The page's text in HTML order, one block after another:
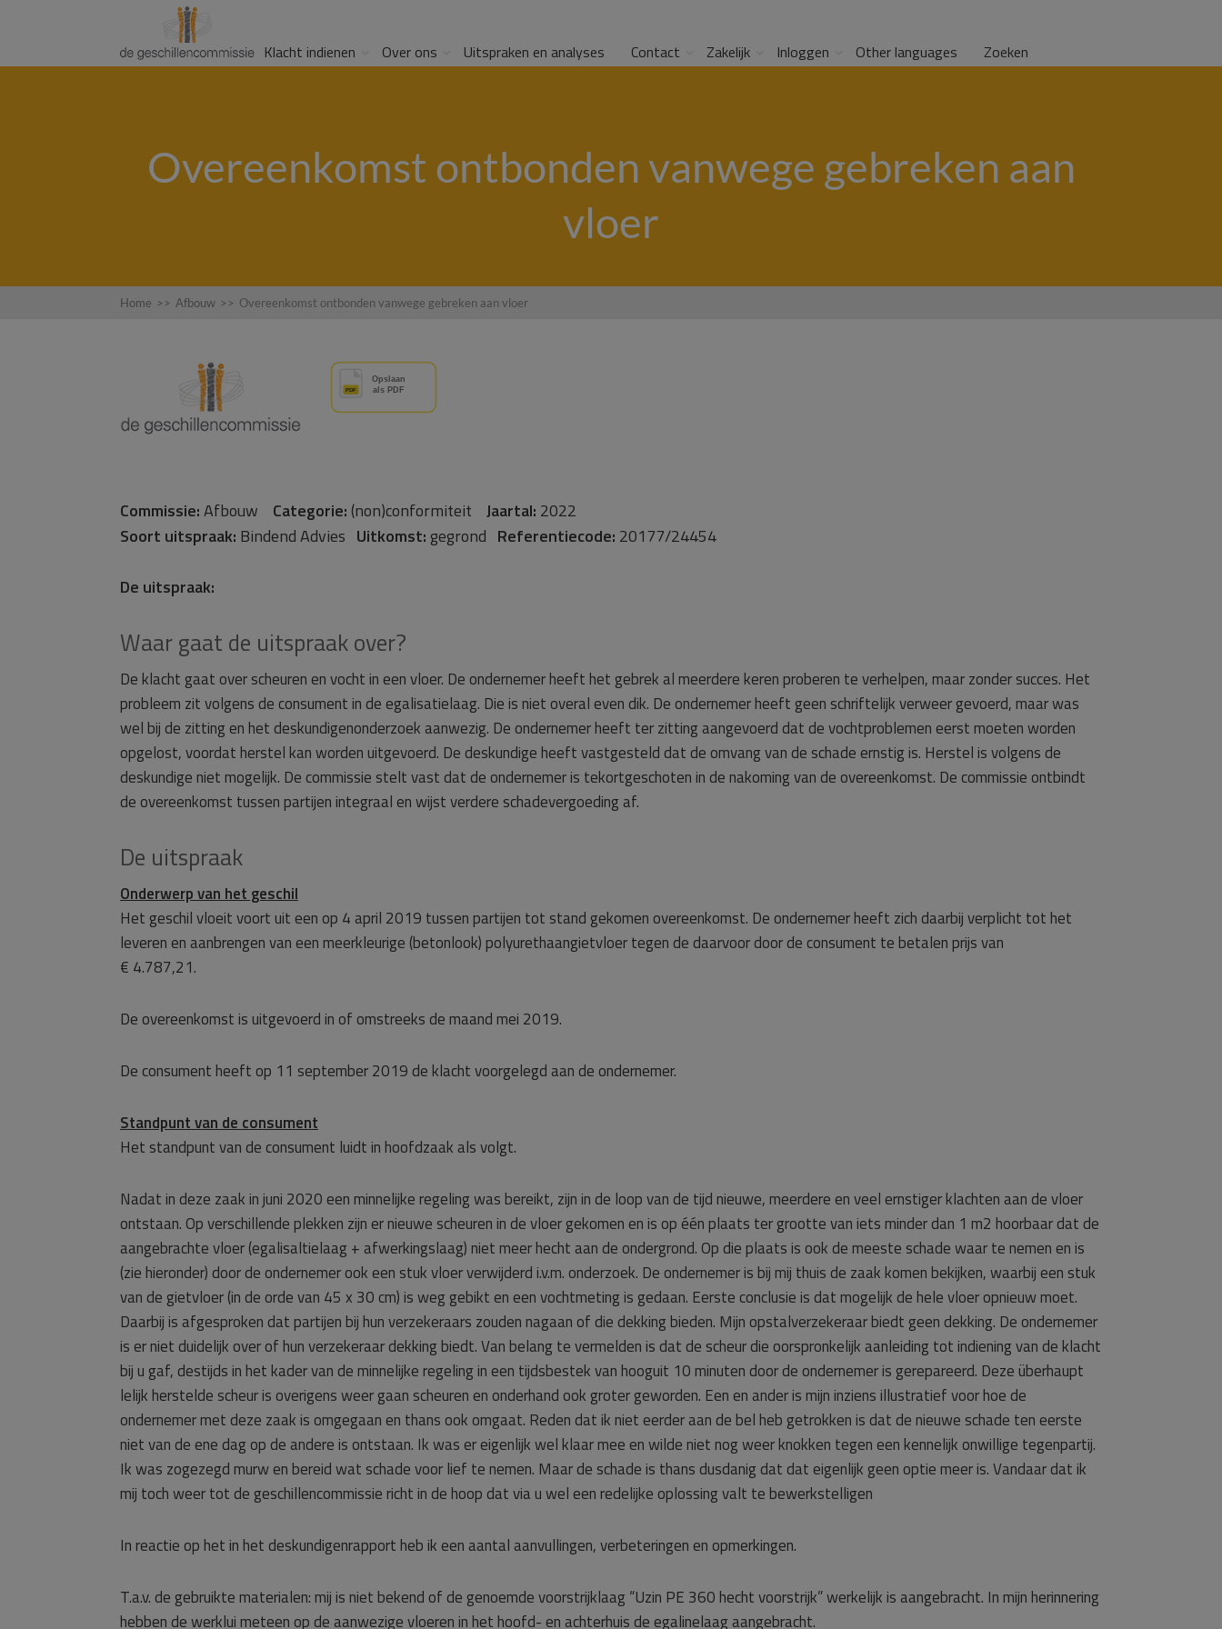
Klacht indienen Over ons Uitspraken en analyses Contact Zakelijk Inloggen Other languages Zoeken
Overeenkomst ontbonden vanwege gebreken aan
vloer
Home >> Afbouw >> Overeenkomst ontbonden vanwege gebreken aan vloer
Commissie:Afbouw Categorie:(non)conformiteit Jaartal: 2022
Soort uitspraak: Bindend Advies Uitkomst:gegrond Referentiecode: 20177/24454
De uitspraak:
Waar gaat de uitspraak over?
De klacht gaat over scheuren en vocht in een vloer. De ondernemer heeft het gebrek al meerdere keren proberen te verhelpen, maar zonder succes. Het
probleem zit volgens de consument in de egalisatielaag. Die is niet overal even dik. De ondernemer heeft geen schriftelijk verweer gevoerd, maar was
wel bij de zitting en het deskundigenonderzoek aanwezig. De ondernemer heeft ter zitting aangevoerd dat de vochtproblemen eerst moeten worden
opgelost, voordat herstel kan worden uitgevoerd. De deskundige heeft vastgesteld dat de omvang van de schade ernstig is. Herstel is volgens de
deskundige niet mogelijk. De commissie stelt vast dat de ondernemer is tekortgeschoten in de nakoming van de overeenkomst. De commissie ontbindt
de overeenkomst tussen partijen integraal en wijst verdere schadevergoeding af.
De uitspraak
Onderwerp van het geschil
Het geschil vloeit voort uit een op 4 april 2019 tussen partijen tot stand gekomen overeenkomst. De ondernemer heeft zich daarbij verplicht tot het
leveren en aanbrengen van een meerkleurige (betonlook) polyurethaangietvloer tegen de daarvoor door de consument te betalen prijs van
€ 4.787,21.
De overeenkomst is uitgevoerd in of omstreeks de maand mei 2019.
De consument heeft op 11 september 2019 de klacht voorgelegd aan de ondernemer.
Standpunt van de consument
Het standpunt van de consument luidt in hoofdzaak als volgt.
Nadat in deze zaak in juni 2020 een minnelijke regeling was bereikt, zijn in de loop van de tijd nieuwe, meerdere en veel ernstiger klachten aan de vloer
ontstaan. Op verschillende plekken zijn er nieuwe scheuren in de vloer gekomen en is op één plaats ter grootte van iets minder dan 1 m2 hoorbaar dat de
aangebrachte vloer (egalisaltielaag + afwerkingslaag) niet meer hecht aan de ondergrond. Op die plaats is ook de meeste schade waar te nemen en is
(zie hieronder) door de ondernemer ook een stuk vloer verwijderd i.v.m. onderzoek. De ondernemer is bij mij thuis de zaak komen bekijken, waarbij een stuk
van de gietvloer (in de orde van 45 x 30 cm) is weg gebikt en een vochtmeting is gedaan. Eerste conclusie is dat mogelijk de hele vloer opnieuw moet.
Daarbij is afgesproken dat partijen bij hun verzekeraars zouden nagaan of die dekking bieden. Mijn opstalverzekeraar biedt geen dekking. De ondernemer
is er niet duidelijk over of hun verzekeraar dekking biedt. Van belang te vermelden is dat de scheur die oorspronkelijk aanleiding tot indiening van de klacht
bij u gaf, destijds in het kader van de minnelijke regeling in een tijdsbestek van hooguit 10 minuten door de ondernemer is gerepareerd. Deze überhaupt
lelijk herstelde scheur is overigens weer gaan scheuren en onderhand ook groter geworden. Een en ander is mijn inziens illustratief voor hoe de
ondernemer met deze zaak is omgegaan en thans ook omgaat. Reden dat ik niet eerder aan de bel heb getrokken is dat de nieuwe schade ten eerste
niet van de ene dag op de andere is ontstaan. Ik was er eigenlijk wel klaar mee en wilde niet nog weer knokken tegen een kennelijk onwillige tegenpartij.
Ik was zogezegd murw en bereid wat schade voor lief te nemen. Maar de schade is thans dusdanig dat dat eigenlijk geen optie meer is. Vandaar dat ik
mij toch weer tot de geschillencommissie richt in de hoop dat via u wel een redelijke oplossing valt te bewerkstelligen
In reactie op het in het deskundigenrapport heb ik een aantal aanvullingen, verbeteringen en opmerkingen.
T.a.v. de gebruikte materialen: mij is niet bekend of de genoemde voorstrijklaag “Uzin PE 360 hecht voorstrijk” werkelijk is aangebracht. In mijn herinnering
hebben de werklui meteen op de aanwezige vloeren in het hoofd- en achterhuis de egalinelaag aangebracht.